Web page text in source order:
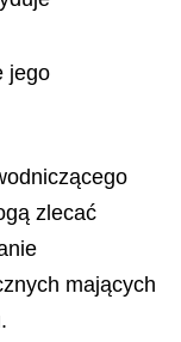
jego
zlecać
mających